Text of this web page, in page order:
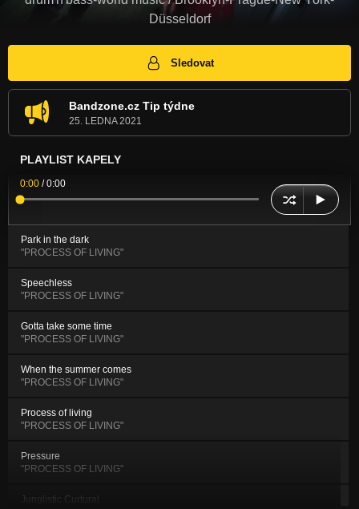
Düsseldorf
Sledovat
Bandzone.cz Tip týdne
25. LEDNA 2021
PLAYLIST KAPELY
0:00 /0:00
Park in the dark
"PROCESS OF LIVING"
Speechless
"PROCESS OF LIVING"
Gotta take some time
"PROCESS OF LIVING"
When the summer comes
"PROCESS OF LIVING"
Process of living
"PROCESS OF LIVING"
Pressure
"PROCESS OF LIVING"
Junglistic Curtural